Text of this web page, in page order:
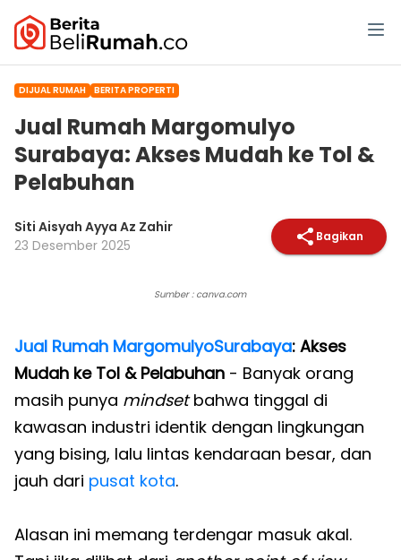
DIJUAL RUMAH BERITA PROPERTI
Jual Rumah Margomulyo
Surabaya: Akses Mudah ke Tol &
Pelabuhan
Siti Aisyah Ayya Az Zahir
23 Desember 2025
Bagikan
Sumber : canva.com
Jual Rumah MargomulyoSurabaya: Akses
Mudah ke Tol & Pelabuhan - Banyak orang
masih punya mindsetbahwa tinggal di
kawasan industri identik dengan lingkungan
yang bising, lalu lintas kendaraan besar, dan
jauh dari pusat kota.
Alasan ini memang terdengar masuk akal.